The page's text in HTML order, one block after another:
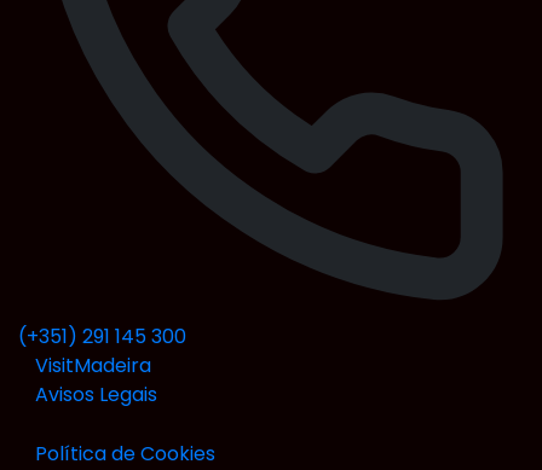
(+351) 291 145 300
VisitMadeira
Avisos Legais
Política de Cookies